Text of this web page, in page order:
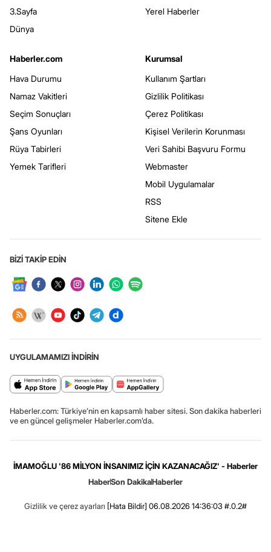
3.Sayfa
Dünya
Yerel Haberler
Haberler.com
Hava Durumu
Namaz Vakitleri
Seçim Sonuçları
Şans Oyunları
Rüya Tabirleri
Yemek Tarifleri
Kurumsal
Kullanım Şartları
Gizlilik Politikası
Çerez Politikası
Kişisel Verilerin Korunması
Veri Sahibi Başvuru Formu
Webmaster
Mobil Uygulamalar
RSS
Sitene Ekle
BİZİ TAKİP EDİN
UYGULAMAMIZI İNDİRİN
Haberler.com: Türkiye’nin en kapsamlı haber sitesi. Son dakika haberleri
ve en güncel gelişmeler Haberler.com’da.
İMAMOĞLU '86 MİLYON İNSANIMIZ İÇİN KAZANACAĞIZ' - Haberler
HaberSon DakikaHaberler
Gizlilik ve çerez ayarları [Hata Bildir] 06.08.2026 14:36:03 #.0.2#